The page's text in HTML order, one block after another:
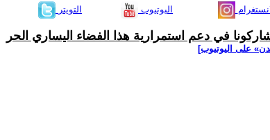
التويتر اليوتيوب
في دعم استمرارية هذا الفضاء اليساري الحر
على اليوتيوب]